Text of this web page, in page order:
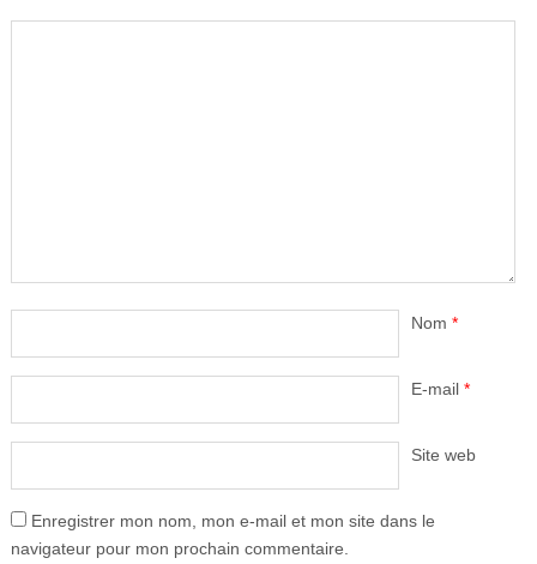
Nom *
E-mail *
Site web
Enregistrer mon nom, mon e-mail et mon site dans le
navigateur pour mon prochain commentaire.